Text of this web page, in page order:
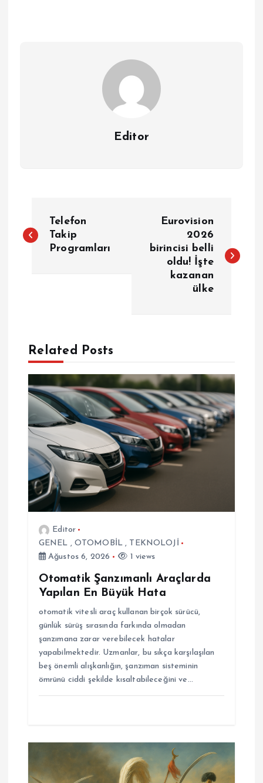
Editor
a
e
z
n
m
e
Telefon
Takip
Programları
Eurovision
2026
birincisi belli
oldu! İşte
kazanan
ülke
Related Posts
Editor
GENEL , OTOMOBİL , TEKNOLOJİ
Ağustos 6, 2026
1 views
Otomatik Şanzımanlı Araçlarda
Yapılan En Büyük Hata
otomatik vitesli araç kullanan birçok sürücü,
günlük sürüş sırasında farkında olmadan
şanzımana zarar verebilecek hatalar
yapabilmektedir. Uzmanlar, bu sıkça karşılaşılan
beş önemli alışkanlığın, şanzıman sisteminin
ömrünü ciddi şekilde kısaltabileceğini ve…